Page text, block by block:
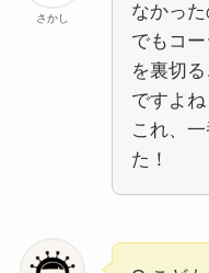
さかし
なかっ
でもコ
を裏切
ですよね
これ、
た！